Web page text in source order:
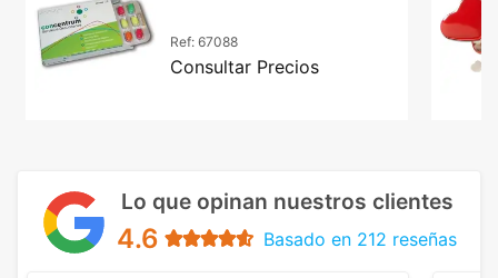
Ref: 67088
Consultar Precios
Lo que opinan nuestros clientes
4.6 Basado en 212 reseñas